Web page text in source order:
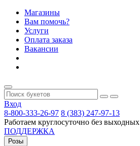
Магазины
Вам помочь?
Услуги
Оплата заказа
Вакансии
Вход
8-800-333-26-97 8 (383) 247-97-13
Работаем круглосуточно без выходных
ПОДДЕРЖКА
Розы